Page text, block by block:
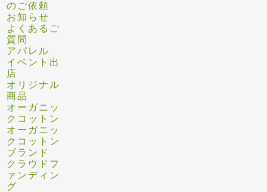
のご依頼
お知らせ
よくあるご
質問
アパレル
イベント出
店
オリジナル
商品
オーガニッ
クコットン
オーガニッ
クコットン
ブランド
クラウドフ
ァンディン
グ